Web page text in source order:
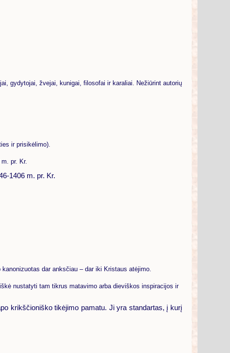
gydytojai, žvejai, kunigai, filosofai ir karaliai. Nežiūrint autorių
ir prisikėlimo).
pr. Kr.
1406 m. pr. Kr.
dar anksčiau – dar iki Kristaus atėjimo.
nustatyti tam tikrus matavimo arba dieviškos inspiracijos ir
krikščioniško tikėjimo pamatu. Ji yra standartas, į kurį